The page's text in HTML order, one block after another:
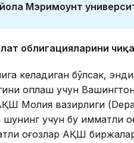
Мэримоунт
облигацияларини
келадиган бўлсак,
қоплаш учун
АҚШ Молия вазирлиги
учун бу қимматли
қоғозлар АҚШ